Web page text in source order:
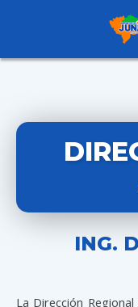
ING.
La Dirección